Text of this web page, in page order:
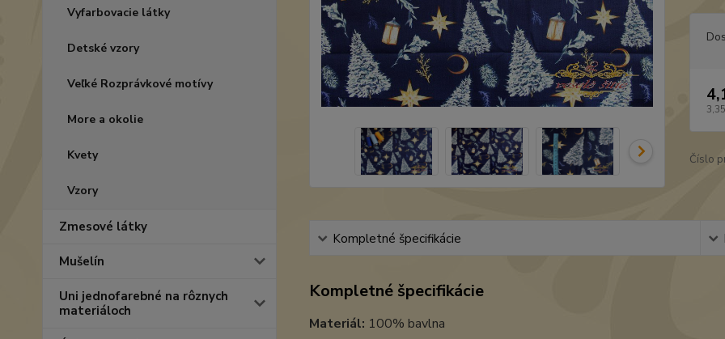
Vyfarbovacie látky
Detské vzory
Veľké Rozprávkové motívy
More a okolie
Kvety
Vzory
Zmesové látky
Mušelín
Uni jednofarebné na rôznych
materiáloch
Číslo
Kompletné špecifikácie
Kompletné špecifikácie
Materiál: 100% bavlna